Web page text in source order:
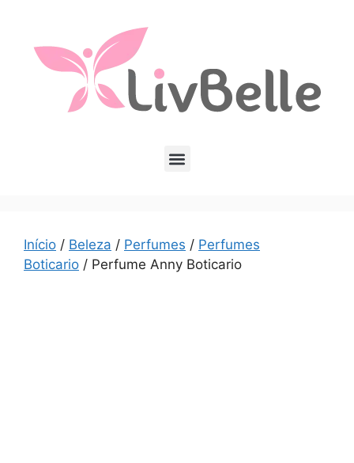
Início / Beleza / Perfumes / Perfumes
Boticario / Perfume Anny Boticario